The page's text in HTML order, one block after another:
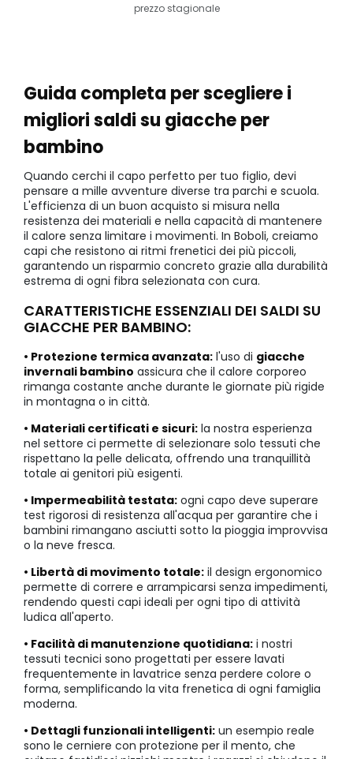
prezzo stagionale
Guida completa per scegliere i
migliori saldi su giacche per
bambino
Quando cerchi il capo perfetto per tuo figlio, devi
pensare a mille avventure diverse tra parchi e scuola.
L'efficienza di un buon acquisto si misura nella
resistenza dei materiali e nella capacità di mantenere
il calore senza limitare i movimenti. In Boboli, creiamo
capi che resistono ai ritmi frenetici dei più piccoli,
garantendo un risparmio concreto grazie alla durabilità
estrema di ogni fibra selezionata con cura.
CARATTERISTICHE ESSENZIALI DEI SALDI SU
GIACCHE PER BAMBINO:
• Protezione termica avanzata: l'uso di giacche
invernali bambino assicura che il calore corporeo
rimanga costante anche durante le giornate più rigide
in montagna o in città.
• Materiali certificati e sicuri: la nostra esperienza
nel settore ci permette di selezionare solo tessuti che
rispettano la pelle delicata, offrendo una tranquillità
totale ai genitori più esigenti.
• Impermeabilità testata: ogni capo deve superare
test rigorosi di resistenza all'acqua per garantire che i
bambini rimangano asciutti sotto la pioggia improvvisa
o la neve fresca.
• Libertà di movimento totale: il design ergonomico
permette di correre e arrampicarsi senza impedimenti,
rendendo questi capi ideali per ogni tipo di attività
ludica all'aperto.
• Facilità di manutenzione quotidiana: i nostri
tessuti tecnici sono progettati per essere lavati
frequentemente in lavatrice senza perdere colore o
forma, semplificando la vita frenetica di ogni famiglia
moderna.
• Dettagli funzionali intelligenti: un esempio reale
sono le cerniere con protezione per il mento, che